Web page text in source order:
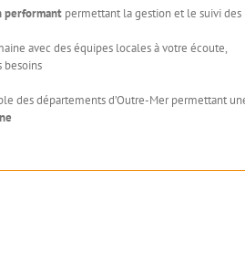
performant permettant la gestion et le suivi des
avec des équipes locales à votre écoute,
besoins
des départements d’Outre-Mer permettant